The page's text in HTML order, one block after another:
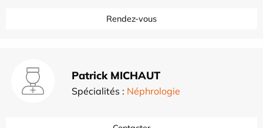
Rendez-vous
Patrick MICHAUT
Spécialités : Néphrologie